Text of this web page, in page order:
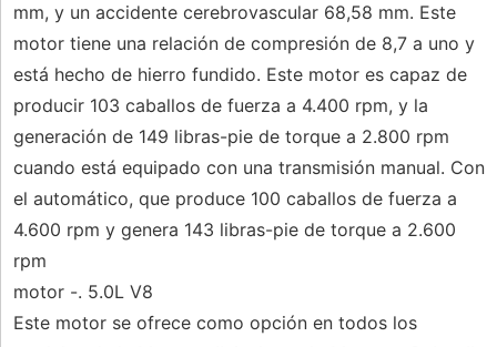
mm, y un accidente cerebrovascular 68,58 mm. Este
motor tiene una relación de compresión de 8,7 a uno y
está hecho de hierro fundido. Este motor es capaz de
producir 103 caballos de fuerza a 4.400 rpm, y la
generación de 149 libras-pie de torque a 2.800 rpm
cuando está equipado con una transmisión manual. Con
el automático, que produce 100 caballos de fuerza a
4.600 rpm y genera 143 libras-pie de torque a 2.600
rpm
motor -. 5.0L V8
Este motor se ofrece como opción en todos los